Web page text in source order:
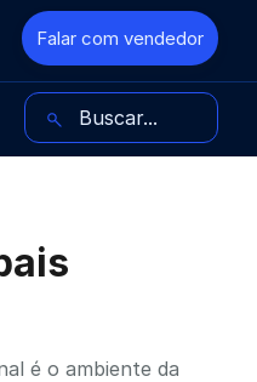
Falar com vendedor
Buscar no blog
é o ambiente da